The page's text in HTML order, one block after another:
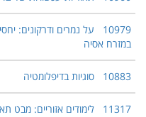
10979 על נמרים ודרקונים:
במזרח אסיה
10883 סוגיות בדיפלומטיה
11317 לימודים אזוריים: מבט